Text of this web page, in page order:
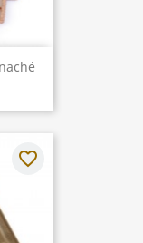
favorite_border